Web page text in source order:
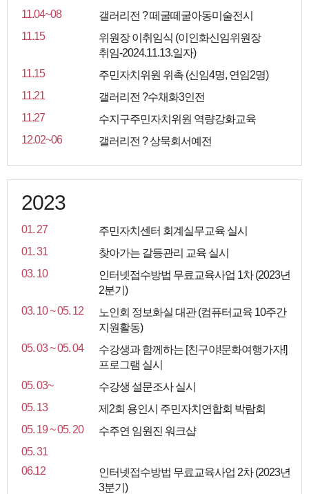
11.04~08
갤러리전 ? 떼굴떼굴아동미술전시
11.15
위원장 이취임식 (이인화신임위원장
취임-2024.11.13.일자)
11.15
주민자치위원 위촉 (신임4명, 연임2명)
11.21
갤러리전 ?수채화3인전
11.27
수지구주민자치위원 역량강화교육
12.02~06
갤러리전 ? 상묵회서예전
2023
01. 27
주민자치센터 회계실무교육 실시
01. 31
찾아가는 갈등관리 교육 실시
03. 10
인터넷접수방법 무료교육사업 1차 (2023년
2분기)
03. 10 ~ 05. 12
노인회 정보화실 대관 (컴퓨터교육 10주간
지원활동)
05. 03 ~ 05. 04
수강생과 함께하는 [친구야!문화여행가자!]
프로그램 실시
05. 03~
수강생 설문조사 실시
05. 13
제2회 용인시 주민자치연합회 박람회
05. 19 ~ 05. 20
수주연 임원진 워크샵
05. 31
06.12
인터넷접수방법 무료교육사업 2차 (2023년
3분기)